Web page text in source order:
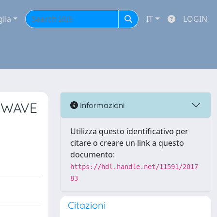
IT LOGIN
Informazioni
Utilizza questo identificativo per
citare o creare un link a questo
documento:
https://hdl.handle.net/11591/2017
83
Citazioni